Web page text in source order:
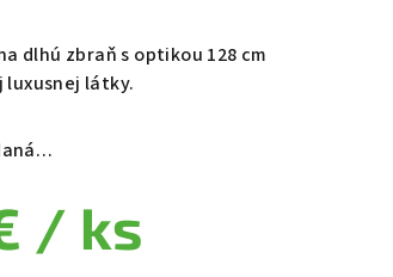
dlhú zbraň s optikou 128 cm
látky.
/ ks